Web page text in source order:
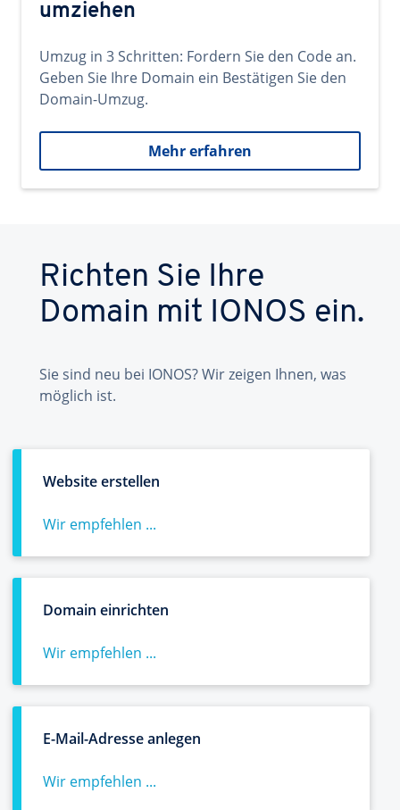
umziehen
Umzug in 3 Schritten: Fordern Sie den Code an.
Geben Sie Ihre Domain ein Bestätigen Sie den
Domain-Umzug.
Mehr erfahren
Richten Sie Ihre
Domain mit IONOS ein.
Sie sind neu bei IONOS? Wir zeigen Ihnen, was
möglich ist.
Website erstellen
Wir empfehlen ...
Domain einrichten
Wir empfehlen ...
E-Mail-Adresse anlegen
Wir empfehlen ...